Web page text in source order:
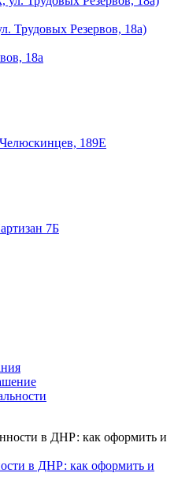
Резервов, 18а)
18а
189Е
7Б
в ДНР: как оформить и